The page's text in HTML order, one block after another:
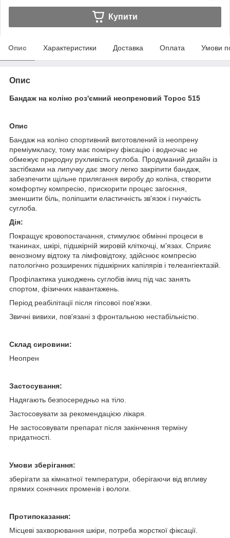
Купити
Опис Характеристики Доставка Оплата Умови
Опис
Бандаж на коліно роз'ємний неопреновий Торос 515
Опис
Бандаж на коліно спортивний виготовлений із неопрену
преміумкласу, тому має помірну фіксацію і водночас не
обмежує природну рухливість суглоба. Продуманий дизайн із
застібками на липучку дає змогу легко закріпити бандаж,
забезпечити щільне прилягання виробу до коліна, створити
комфортну компресію, прискорити процес загоєння,
зменшити біль, поліпшити еластичність зв'язок і гнучкість
суглоба.
Дія:
Покращує кровопостачання, стимулює обмінні процеси в
тканинах, шкірі, підшкірній жировій кліткочці, м'язах. Сприяє
венозному відтоку та лімфовідтоку, здійснює компресію
патологічно розширених підшкірних капілярів і телеангіектазій.
Профілактика ушкоджень суглобів імиц під час занять
спортом, фізичних навантажень.
Період реабілітації після гіпсової пов'язки.
Звичні вивихи, пов'язані з фронтальною нестабільністю.
Склад сировини:
Неопрен
Застосування:
Надягають безпосередньо на тіло.
Застосовувати за рекомендацією лікаря.
Не застосовувати препарат після закінчення терміну
придатності.
Умови зберігання:
зберігати за кімнатної температури, оберігаючи від впливу
прямих сонячних променів і вологи.
Протипоказання:
Місцеві захворювання шкіри, потреба жорсткої фіксації.